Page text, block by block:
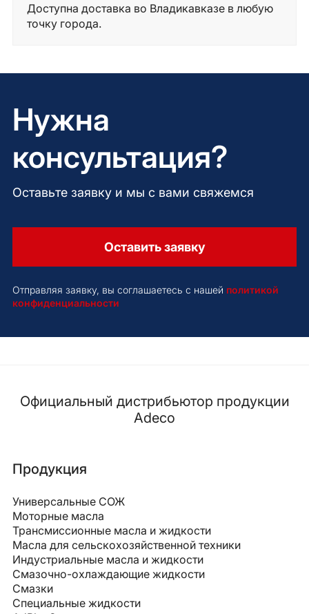
Доступна доставка во Владикавказе в любую
точку города.
Нужна
консультация?
Оставьте заявку и мы с вами свяжемся
Оставить заявку
Отправляя заявку, вы соглашаетесь с нашей политикой
конфиденциальности
Официальный дистрибьютор продукции
Adeco
Продукция
Универсальные СОЖ
Моторные масла
Трансмиссионные масла и жидкости
Масла для сельскохозяйственной техники
Индустриальные масла и жидкости
Смазочно-охлаждающие жидкости
Смазки
Специальные жидкости